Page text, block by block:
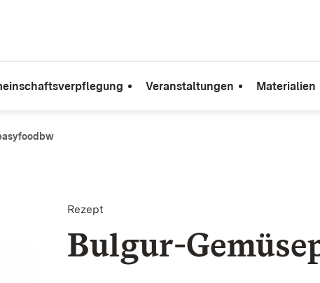
Veranstaltungen Materialien
Rezept
Bulgur-